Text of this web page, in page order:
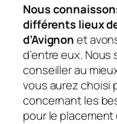
Nous
différents lieux
d’Avignonet
d’entre eux.
conseiller au
vous aurez choisi
concernant les
pour le